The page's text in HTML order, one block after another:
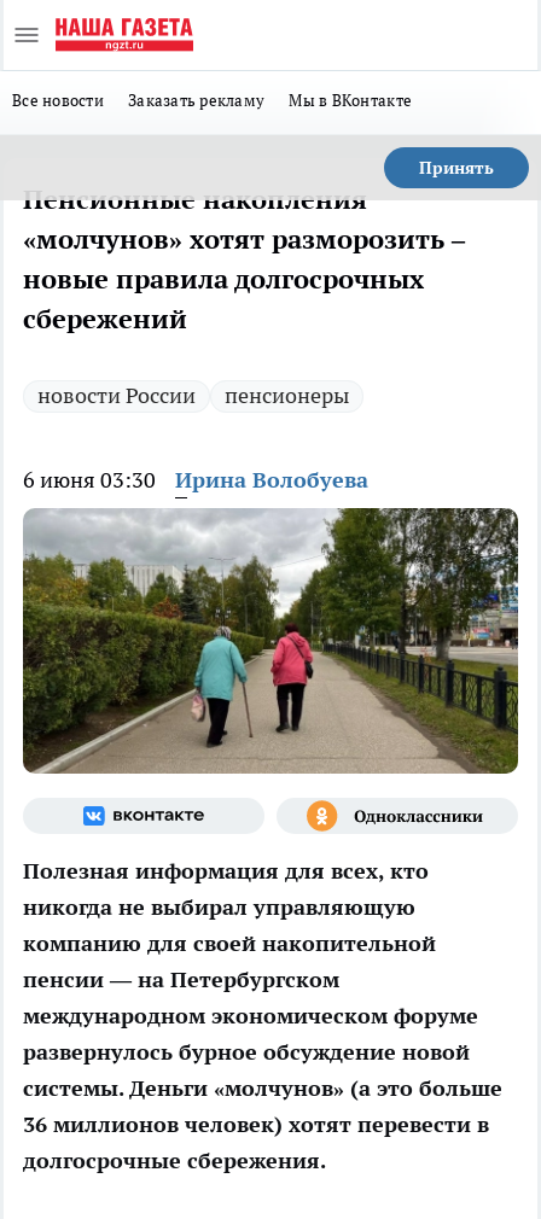
Все новости Заказать рекламу Мы в ВКонтакте
Принять
Пенсионные накопления
«молчунов» хотят разморозить –
новые правила долгосрочных
сбережений
новости России пенсионеры
6 июня 03:30 Ирина Волобуева
Полезная информация для всех, кто
никогда не выбирал управляющую
компанию для своей накопительной
пенсии — на Петербургском
международном экономическом форуме
развернулось бурное обсуждение новой
системы. Деньги «молчунов» (а это больше
36 миллионов человек) хотят перевести в
долгосрочные сбережения.